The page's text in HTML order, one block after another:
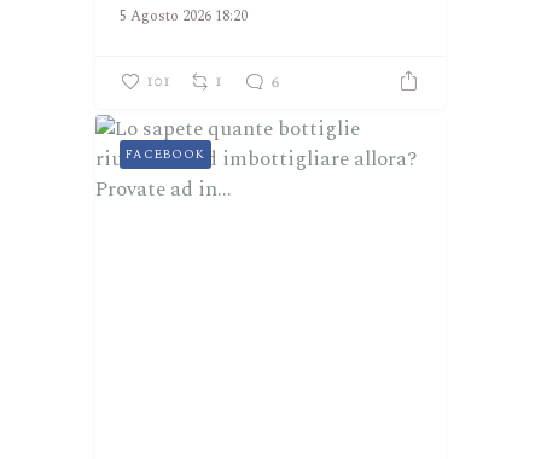
5 Agosto 2026 18:20
101 1 6
FACEBOOK